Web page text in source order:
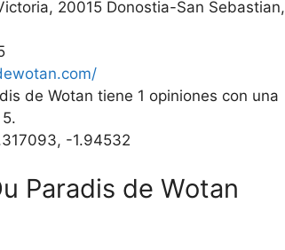
20015 Donostia-San Sebastian,
de Wotan tiene 1 opiniones con una
-1.94532
Paradis de Wotan